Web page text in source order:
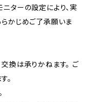
ターの設定により、実
かじめご了承願いま
換は承りかねます。 ご
。